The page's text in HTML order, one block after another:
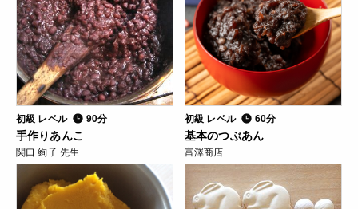
初級 レベル 90分
手作りあんこ
関口 絢子 先生
初級 レベル 60分
基本のつぶあん
富澤商店